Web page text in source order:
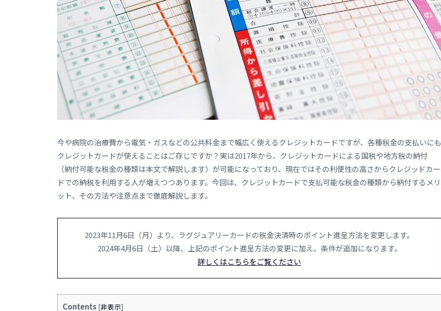
今や病院の治療費から電気・ガスなどの公共料金まで幅広く使えるクレジットカードですが、各種税金の支払いにも
クレジットカードが使えることはご存じですか？実は2017年から、クレジットカードによる国税や地方税の納付
（納付可能な税金の種類は本文で解説します）が可能になっており、現在ではその利便性の高さからクレジッドカー
ドでの納税を利用する人が増えつつあります。今回は、クレジットカードで支払可能な税金の種類から納付するメリ
ット、その方法や注意点まで徹底解説します。
2023年11月6日（月）より、ラグジュアリーカードの税金決済時のポイント進呈方法を変更します。
2024年4月6日（土）以降、
上記のポイント進呈方法の変更に加え、条件が追加になります。
詳しくはこちらをご覧ください
Contents [非表示]